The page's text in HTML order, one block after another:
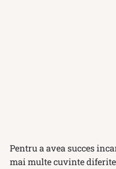
Pentru a avea succes
mai multe cuvinte